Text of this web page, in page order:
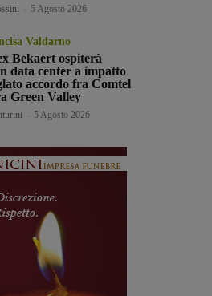
5 Agosto 2026
Valdarno
Bekaert ospiterà
data center a impatto
accordo fra Comtel
Green Valley
5 Agosto 2026